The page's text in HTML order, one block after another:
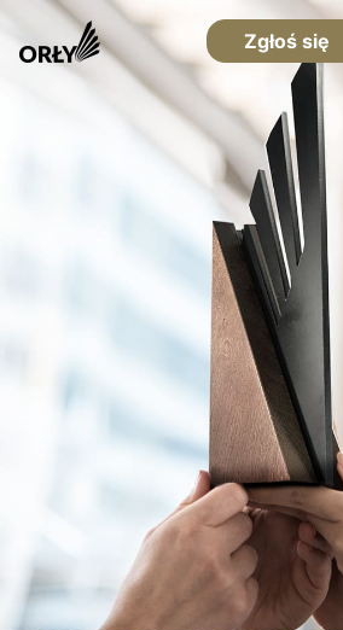
Zgłoś się